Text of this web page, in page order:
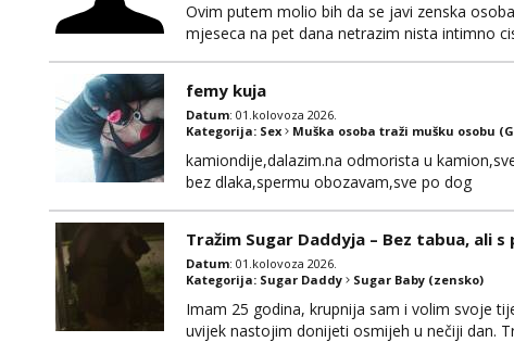
Ovim putem molio bih da se javi zenska
mjeseca na pet dana netrazim nista intimno
femy kuja
Datum: 01.kolovoza 2026.
Kategorija: Sex Muška osoba traži mušku osobu
kamiondije,dalazim.na odmorista u
bez dlaka,spermu obozavam,sve po dog
Tražim Sugar Daddyja – Bez tabua, ali
Datum: 01.kolovoza 2026.
Kategorija: Sugar Daddy Sugar Baby (zensko)
Imam 25 godina, krupnija sam i volim svoje
uvijek nastojim donijeti osmijeh u nečiji dan.